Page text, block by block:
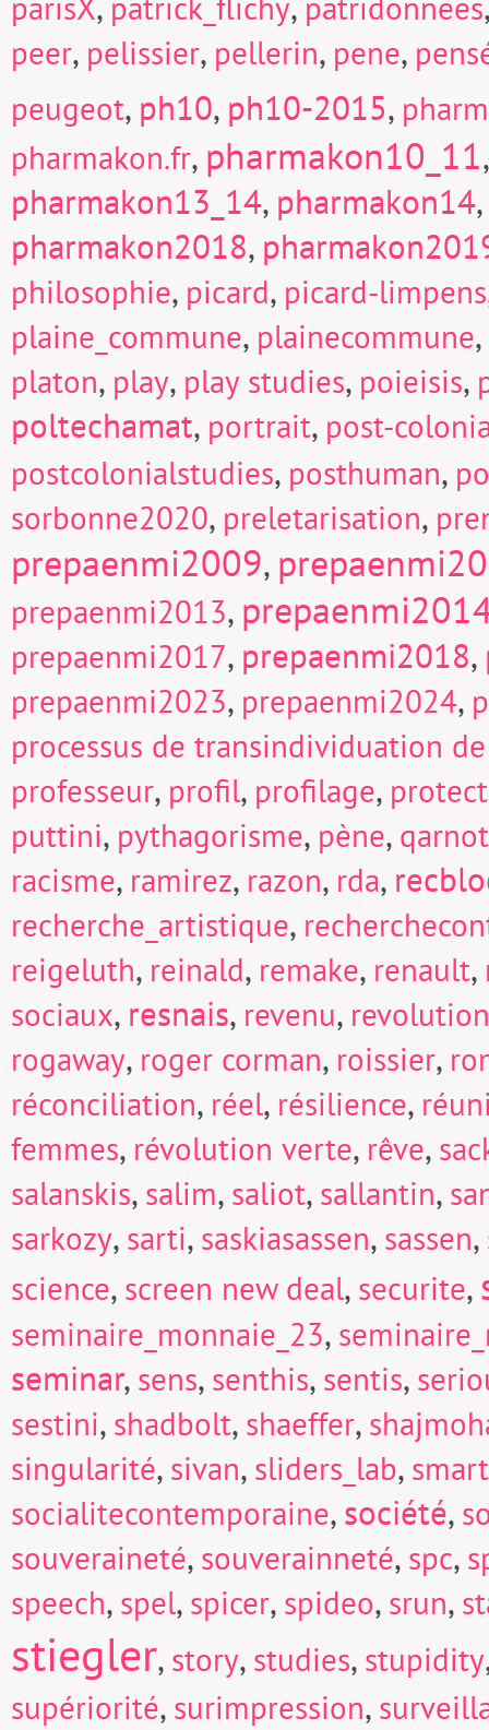
parisX patrick_flichy patridonnees
peer, pelissier, pellerin, pene,
peugeot, ph10, ph10-2015,
pharmakon.fr, pharmakon10_11
pharmakon13_14, pharmakon14,
pharmakon2018,
philosophie, picard, picard-limpens
plaine_commune, plainecommune,
platon, play, play studies, poieisis,
poltechamat, portrait, post-
postcolonialstudies, posthuman,
sorbonne2020, preletarisation,
prepaenmi2009,
prepaenmi2013,
prepaenmi2017, prepaenmi2018,
prepaenmi2023, prepaenmi2024,
processus de transindividuation
professeur, profil, profilage,
puttini, pythagorisme, pène, qarnot
racisme, ramirez, razon, rda,
recherche_artistique,
reigeluth, reinald, remake, renault,
sociaux, resnais, revenu, revolution
rogaway, roger corman, roissier,
réconciliation, réel, résilience,
femmes, révolution verte, rêve,
salanskis, salim, saliot, sallantin,
sarkozy, sarti, saskiasassen, sassen,
science, screen new deal, securite,
seminaire_monnaie_23,
seminar, sens, senthis, sentis,
sestini, shadbolt, shaeffer,
singularité, sivan, sliders_lab,
socialitecontemporaine,société,
souveraineté, souverainneté, spc,
speech, spel, spicer, spideo, srun,
stiegler, story, studies, stupidity
supériorité, surimpression,